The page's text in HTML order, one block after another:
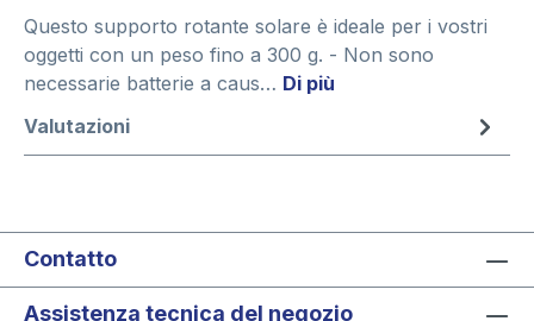
Questo supporto rotante solare è ideale per i vostri
oggetti con un peso fino a 300 g. - Non sono
necessarie batterie a caus… Di più
Valutazioni
Contatto
Assistenza tecnica del negozio